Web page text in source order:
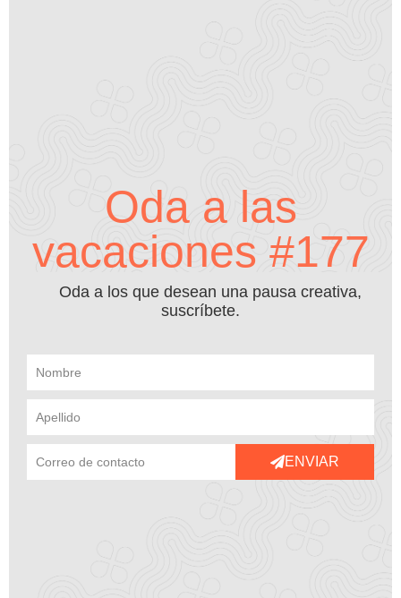
Oda a las
vacaciones #177
Oda a los que desean una pausa creativa,
suscríbete.
ENVIAR